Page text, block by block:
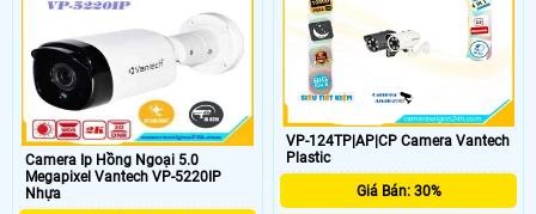
Camera Ip Hồng Ngoại 5.0
Megapixel Vantech VP-5220IP
Nhựa
VP-124TP|AP|CP Camera Vantech
Plastic
Giá Bán: 30%